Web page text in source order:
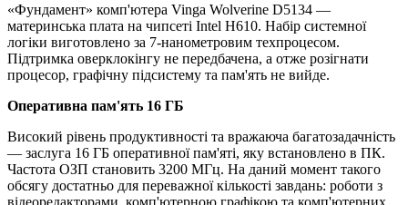
«Фундамент» комп'ютера Vinga Wolverine D5134 —
материнська плата на чипсеті Intel H610. Набір системної
логіки виготовлено за 7-нанометровим техпроцесом.
Підтримка оверклокінгу не передбачена, а отже розігнати
процесор, графічну підсистему та пам'ять не вийде.
Оперативна пам'ять 16 ГБ
Високий рівень продуктивності та вражаюча багатозадачність
— заслуга 16 ГБ оперативної пам'яті, яку встановлено в ПК.
Частота ОЗП становить 3200 МГц. На даний момент такого
обсягу достатньо для переважної кількості завдань: роботи з
відеоредакторами, комп'ютерною графікою та комп'ютерних